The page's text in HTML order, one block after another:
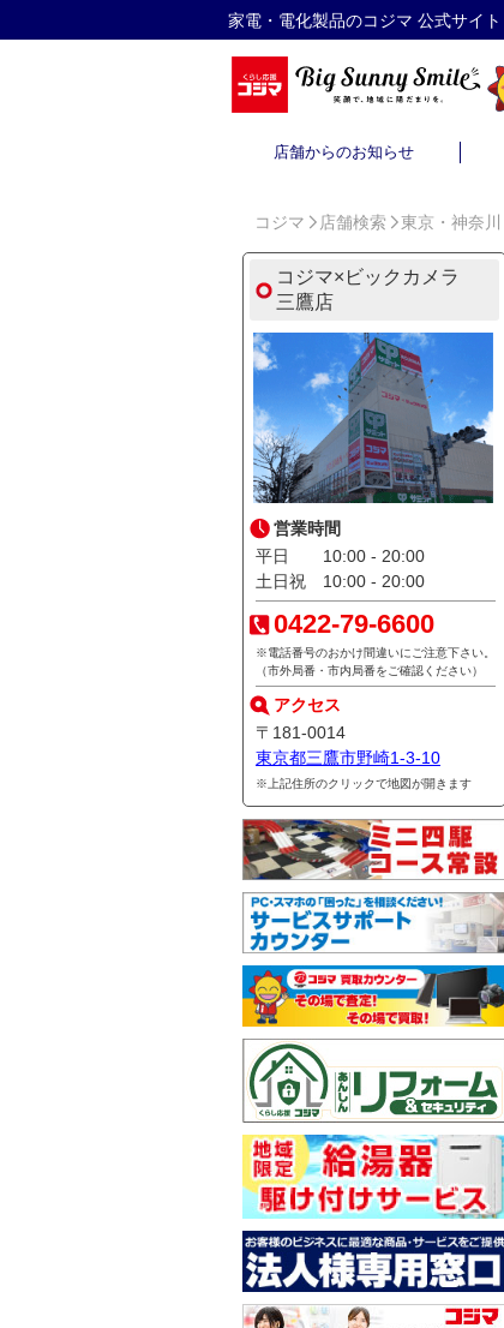
家電・電化製品のコジマ 公式サイト
店舗からのお知らせ
コジマ 店舗検索 東京・神奈川
コジマ×ビックカメラ
三鷹店
営業時間
平日 10:00 - 20:00
土日祝 10:00 - 20:00
0422-79-6600
※電話番号のおかけ間違いにご注意下さい。
（市外局番・市内局番をご確認ください）
アクセス
〒181-0014
東京都三鷹市野崎1-3-10
※上記住所のクリックで地図が開きます